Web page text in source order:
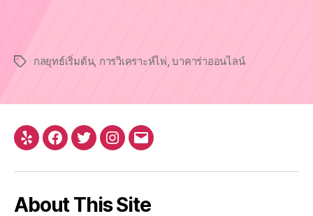
Tagsกลยุทธ์เริ่มต้น, การวิเคราะห์ไพ่ ,บาคาร่าออนไลน์
Yelp Facebook
TwitterInstagram
Email
About This Site